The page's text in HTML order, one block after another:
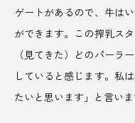
ゲートがあるので、牛は
ができます。この搾乳ス
（見てきた）どのパーラ
していると感じます。私
たいと思います」と言いま